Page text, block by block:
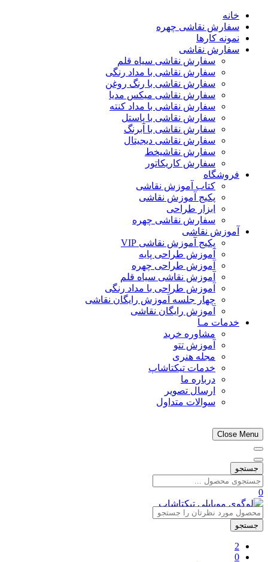
خانه
سفارش نقاشی چهره
نمونه کارها
سفارش نقاشی
سفارش نقاشی سیاه قلم
سفارش نقاشی با مداد رنگی
سفارش نقاشی با رنگ روغن
سفارش نقاشی میکس مدیا
سفارش نقاشی با مداد کنته
سفارش نقاشی با پاستل
سفارش نقاشی با آبرنگ
سفارش نقاشی دیجیتال
سفارش نقاشیخط
سفارش کاریکاتور
فروشگاه
کتاب آموزش نقاشی
پکیج آموزش نقاشی
ابزار طراحی
سفارش نقاشی چهره
آموزش نقاشی
پکیج آموزش نقاشی VIP
آموزش طراحی پایه
آموزش طراحی چهره
آموزش نقاشی سیاه قلم
آموزش طراحی با مداد رنگی
چهار جلسه آموزش رایگان نقاشی
آموزش رایگان نقاشی
خدمات مـا
مشاوره خرید
آموزش تتو
مجله هنری
خدمات تیکتاشاپ
درباره ما
ارسال تصویر
سوالات متداول
Close Menu
جستجو
0
جستجو
2
0